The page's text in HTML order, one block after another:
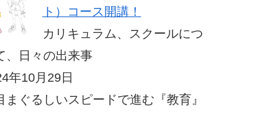
ト）コース開講！
カリキュラム、スクールにつ
、日々の出来事
年10月29日
ぐるしいスピードで進む『教育』